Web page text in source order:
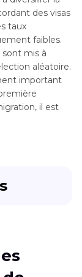
des visas
taux
faibles.
mis à
aléatoire.
important
il est
2024 et